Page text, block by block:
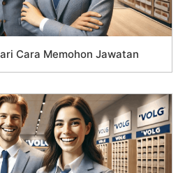
Cara Memohon Jawatan